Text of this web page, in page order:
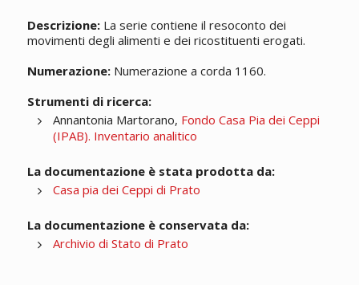
Descrizione:La serie contiene il resoconto dei
movimenti degli alimenti e dei ricostituenti erogati.
Numerazione:Numerazione a corda 1160.
Strumenti di ricerca:
Annantonia Martorano, Fondo Casa Pia dei Ceppi
(IPAB). Inventario analitico
La documentazione è stata prodotta da:
Casa pia dei Ceppi di Prato
La documentazione è conservata da:
Archivio di Stato di Prato